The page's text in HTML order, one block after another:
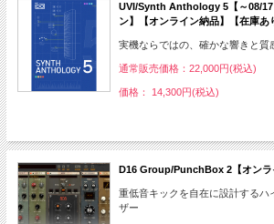
UVI/Synth Anthology 5【～08/17
ン】【オンライン納品】【在庫あ
実機ならではの、確かな響きと質
通常販売価格：22,000円(税込)
価格： 14,300円(税込)
D16 Group/PunchBox 2【オンラ
重低音キックを自在に設計するハ
ザー